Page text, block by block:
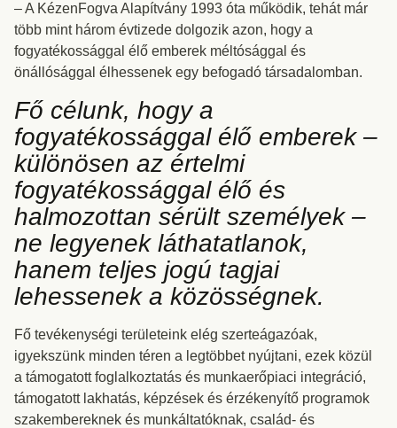
– A KézenFogva Alapítvány 1993 óta működik, tehát már
több mint három évtizede dolgozik azon, hogy a
fogyatékossággal élő emberek méltósággal és
önállósággal élhessenek egy befogadó társadalomban.
Fő célunk, hogy a
fogyatékossággal élő emberek –
különösen az értelmi
fogyatékossággal élő és
halmozottan sérült személyek –
ne legyenek láthatatlanok,
hanem teljes jogú tagjai
lehessenek a közösségnek.
Fő tevékenységi területeink elég szerteágazóak,
igyekszünk minden téren a legtöbbet nyújtani, ezek közül
a támogatott foglalkoztatás és munkaerőpiaci integráció,
támogatott lakhatás, képzések és érzékenyítő programok
szakembereknek és munkáltatóknak, család- és